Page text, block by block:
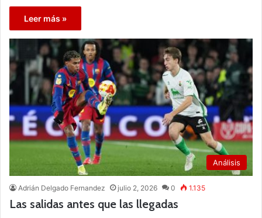
Leer más »
Análisis
Adrián Delgado Fernandez julio 2, 2026 0 1.135
Las salidas antes que las llegadas